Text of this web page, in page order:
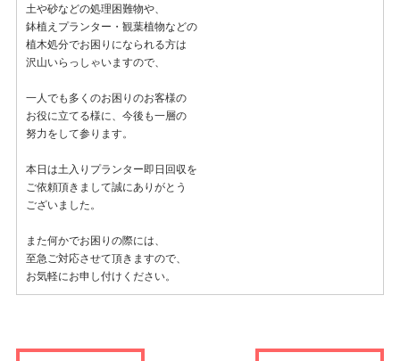
土や砂などの処理困難物や、
鉢植えプランター・観葉植物などの
植木処分でお困りになられる方は
沢山いらっしゃいますので、
一人でも多くのお困りのお客様の
お役に立てる様に、今後も一層の
努力をして参ります。
本日は土入りプランター即日回収を
ご依頼頂きまして誠にありがとう
ございました。
また何かでお困りの際には、
至急ご対応させて頂きますので、
お気軽にお申し付けください。